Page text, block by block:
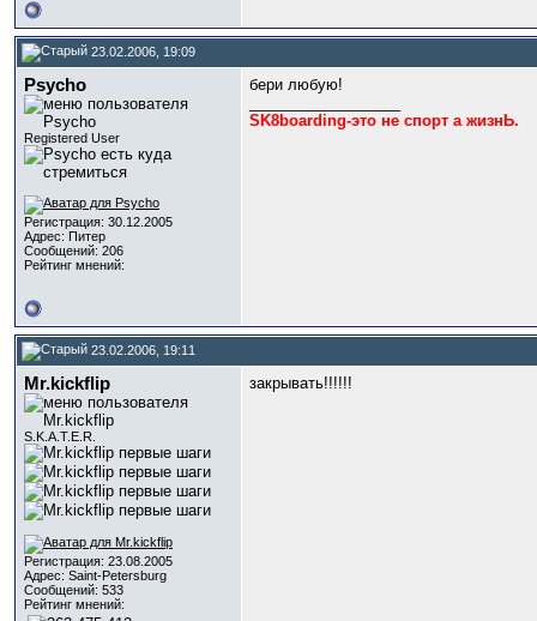
23.02.2006, 19:09
Psycho
Registered User
Регистрация: 30.12.2005
Адрес: Питер
Сообщений: 206
Рейтинг мнений:
бери любую!
SK8boarding-это не спорт а жизнЬ.
23.02.2006, 19:11
Mr.kickflip
S.K.A.T.E.R.
Регистрация: 23.08.2005
Адрес: Saint-Petersburg
Сообщений: 533
Рейтинг мнений:
закрывать!!!!!!